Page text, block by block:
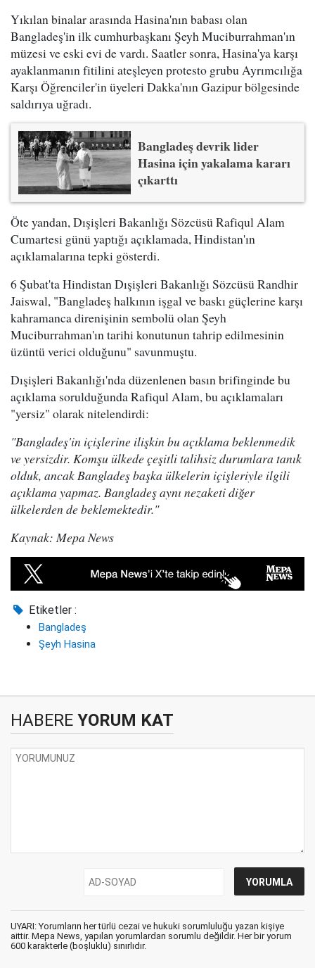
Yıkılan binalar arasında Hasina'nın babası olan
Bangladeş'in ilk cumhurbaşkanı Şeyh Muciburrahman'ın
müzesi ve eski evi de vardı. Saatler sonra, Hasina'ya karşı
ayaklanmanın fitilini ateşleyen protesto grubu Ayrımcılığa
Karşı Öğrenciler'in üyeleri Dakka'nın Gazipur bölgesinde
saldırıya uğradı.
Bangladeş devrik lider
Hasina için yakalama kararı
çıkarttı
Öte yandan, Dışişleri Bakanlığı Sözcüsü Rafiqul Alam
Cumartesi günü yaptığı açıklamada, Hindistan'ın
açıklamalarına tepki gösterdi.
6 Şubat'ta Hindistan Dışişleri Bakanlığı Sözcüsü Randhir
Jaiswal, "Bangladeş halkının işgal ve baskı güçlerine karşı
kahramanca direnişinin sembolü olan Şeyh
Muciburrahman'ın tarihi konutunun tahrip edilmesinin
üzüntü verici olduğunu" savunmuştu.
Dışişleri Bakanlığı'nda düzenlenen basın brifinginde bu
açıklama sorulduğunda Rafiqul Alam, bu açıklamaları
"yersiz" olarak nitelendirdi:
"Bangladeş'in içişlerine ilişkin bu açıklama beklenmedik
ve yersizdir. Komşu ülkede çeşitli talihsiz durumlara tanık
olduk, ancak Bangladeş başka ülkelerin içişleriyle ilgili
açıklama yapmaz. Bangladeş aynı nezaketi diğer
ülkelerden de beklemektedir."
Kaynak: Mepa News
Etiketler :
Bangladeş
Şeyh Hasina
HABERE YORUM KAT
UYARI: Yorumların her türlü cezai ve hukuki sorumluluğu yazan kişiye
aittir. Mepa News, yapılan yorumlardan sorumlu değildir. Her bir yorum
600 karakterle (boşluklu) sınırlıdır.